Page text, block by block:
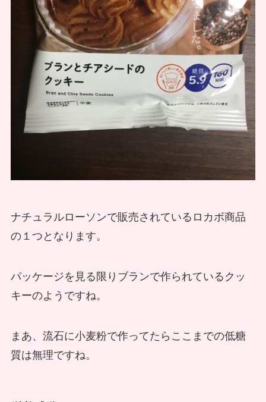
ナチュラルローソンで販売されているロカボ商品
の１つとなります。
パッケージを見る限りブランで作られているクッ
キーのようですね。
まあ、流石に小麦粉で作ってたらここまでの低糖
質は無理ですね。